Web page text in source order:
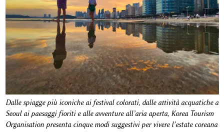
Dalle spiagge più iconiche ai festival colorati, dalle attività acquatiche a
Seoul ai paesaggi fioriti e alle avventure all’aria aperta, Korea Tourism
Organisation presenta cinque modi suggestivi per vivere l’estate coreana